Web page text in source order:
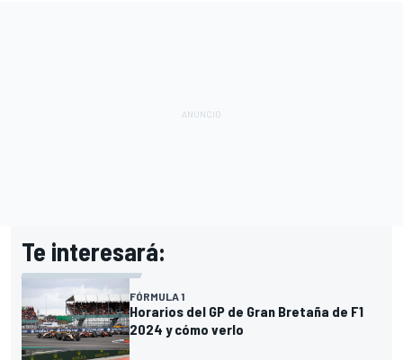
Te interesará:
FÓRMULA 1
Horarios del GP de Gran Bretaña de F1
2024 y cómo verlo